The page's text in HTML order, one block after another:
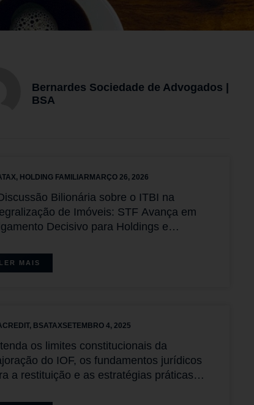
Bernardes Sociedade de Advogados |
BSA
, HOLDING FAMILIAR MARÇO 26, 2026
Bilionária sobre o ITBI na
de Imóveis: STF Avança em
Decisivo para Holdings e
Contribuintes
LER MAIS
, BSATAXSETEMBRO 4, 2025
os limites constitucionais da
do IOF, os fundamentos jurídicos
a restituição e as estratégias práticas